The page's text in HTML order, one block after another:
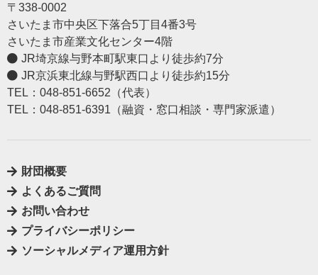
〒338-0002
さいたま市中央区下落合5丁目4番3号
さいたま市産業文化センター4階
JR埼京線与野本町駅東口より徒歩約7分
JR京浜東北線与野駅西口より徒歩約15分
TEL：048-851-6652（代表）
TEL：048-851-6391（融資・窓口相談・専門家派遣）
財団概要
よくあるご質問
お問い合わせ
プライバシーポリシー
ソーシャルメディア運用方針